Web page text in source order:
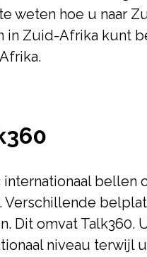
weten hoe u naar
in Zuid-Afrika kunt
bellen
Verschillende
Dit omvat Talk360.
niveau terwijl